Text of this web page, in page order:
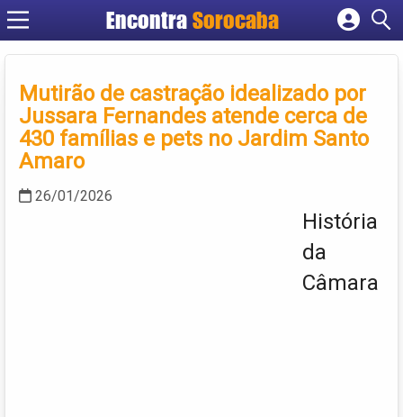
EncontraSorocaba
Cadastrar empresa
Criar conta
Mutirão de castração idealizado por
Jussara Fernandes atende cerca de
430 famílias e pets no Jardim Santo
Amaro
26/01/2026
História
da
Câmara